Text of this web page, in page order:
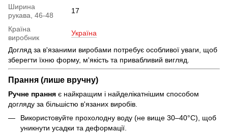
Ширина
рукава, 46-48
17
Країна
виробник
Україна
Догляд за в'язаними виробами потребує особливої уваги, щоб
зберегти їхню форму, м'якість та привабливий вигляд.
Прання (лише вручну)
Ручне прання є найкращим і найделікатнішим способом
догляду за більшістю в'язаних виробів.
Використовуйте прохолодну воду (не вище 30–40°C), щоб
уникнути усадки та деформації.